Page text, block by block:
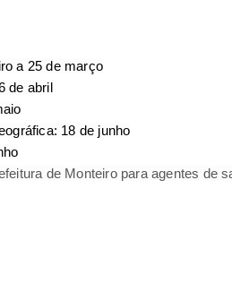
a 25 de março
de abril
18 de junho
de Monteiro para agentes de